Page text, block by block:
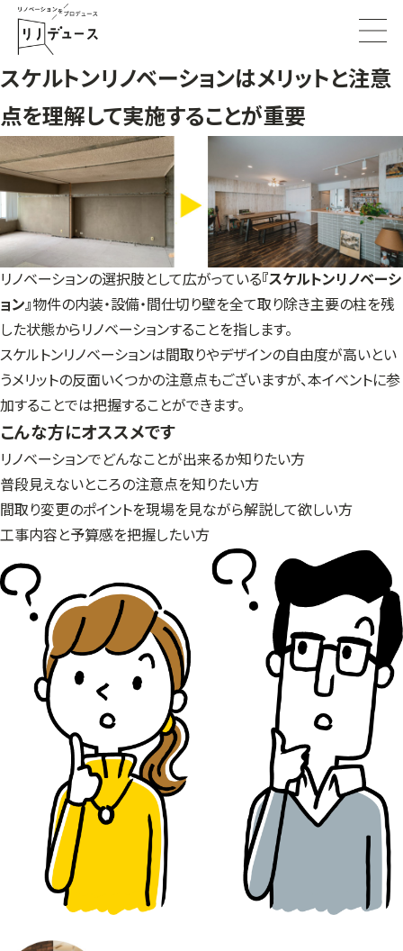
スケルトンリノベーションはメリットと注意
点を理解して実施することが重要
リノベーションの選択肢として広がっている『スケルトンリノベーシ
ョン』物件の内装・設備・間仕切り壁を全て取り除き主要の柱を残
した状態からリノベーションすることを指します。
スケルトンリノベーションは間取りやデザインの自由度が高いとい
うメリットの反面いくつかの注意点もございますが、本イベントに参
加することでは把握することができます。
こんな方にオススメです
リノベーションでどんなことが出来るか知りたい方
普段見えないところの注意点を知りたい方
間取り変更のポイントを現場を見ながら解説して欲しい方
工事内容と予算感を把握したい方